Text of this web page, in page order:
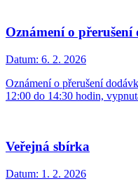
Oznámení o
Datum: 6. 2. 2026
Oznámení o přerušení
12:00 do 14:30 hodin,
Veřejná sbírka
Datum: 1. 2. 2026